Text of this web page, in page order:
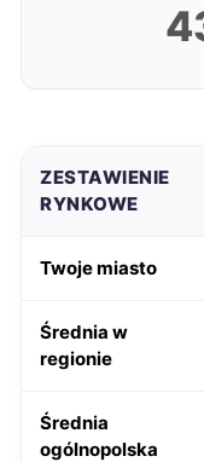
ZESTAWIENIE
RYNKOWE
Twoje miasto
Średnia w
regionie
Średnia
ogólnopolska